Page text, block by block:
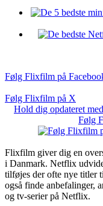
Følg Flixfilm på
Følg Flixfilm på X
Hold dig opdateret
Følg
Flixfilm giver dig en
i Danmark. Netflix
tilføjes der ofte nye titler
også finde anbefalinger,
og tv-serier på Netflix.